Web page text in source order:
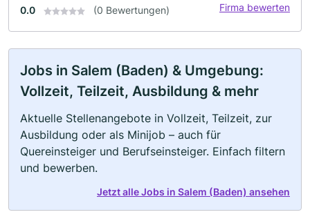
0.0 (0 Bewertungen) Firma bewerten
Jobs in Salem (Baden) & Umgebung:
Vollzeit, Teilzeit, Ausbildung & mehr
Aktuelle Stellenangebote in Vollzeit, Teilzeit, zur
Ausbildung oder als Minijob – auch für
Quereinsteiger und Berufseinsteiger. Einfach filtern
und bewerben.
Jetzt alle Jobs in Salem (Baden) ansehen